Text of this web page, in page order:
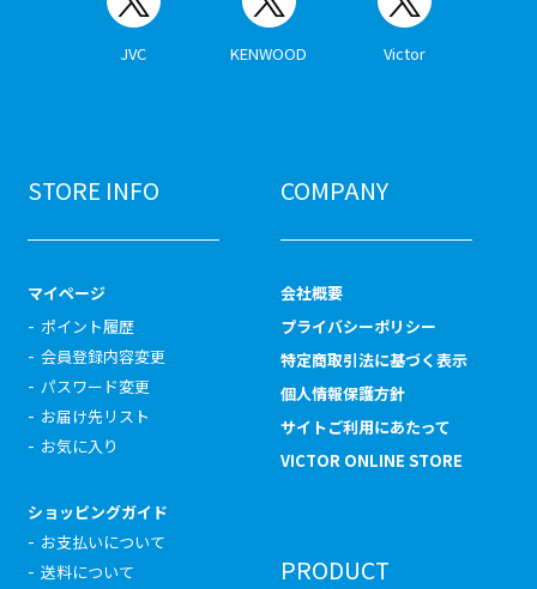
JVC KENWOOD Victor
STORE INFO
マイページ
ポイント履歴
会員登録内容変更
パスワード変更
お届け先リスト
お気に入り
ショッピングガイド
お支払いについて
送料について
COMPANY
会社概要
プライバシーポリシー
特定商取引法に基づく表示
個人情報保護方針
サイトご利用にあたって
VICTOR ONLINE STORE
PRODUCT